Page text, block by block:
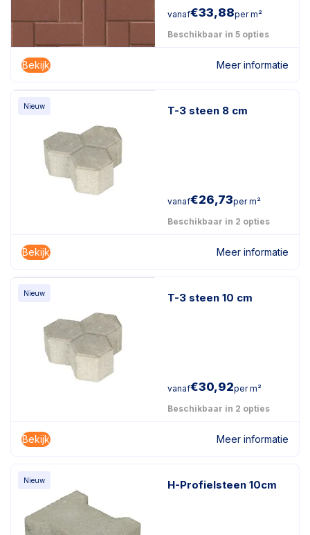
vanaf€33,88per m²
Beschikbaar in 5 opties
Bekijk Meer informatie
Nieuw T-3 steen 8 cm
vanaf€26,73per m²
Beschikbaar in 2 opties
Bekijk Meer informatie
Nieuw T-3 steen 10 cm
vanaf€30,92per m²
Beschikbaar in 2 opties
Bekijk Meer informatie
Nieuw H-Profielsteen 10cm